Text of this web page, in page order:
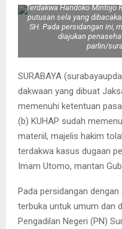
Terdakwa Handoko Mintojo
putusan sela yang
SH. Pada persidangan ini,
diajukan
parlin/
SURABAYA
dakwaan yang dibuat
memenuhi ketentuan
(b) KUHAP sudah
materiil, majelis hakim
terdakwa kasus dugaan
Imam Utomo, mantan
Pada persidangan
terbuka untuk umum dan
Pengadilan Negeri (PN)